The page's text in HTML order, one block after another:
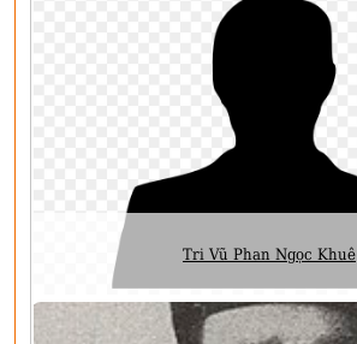
Tri Vũ Phan Ngọc Khuê